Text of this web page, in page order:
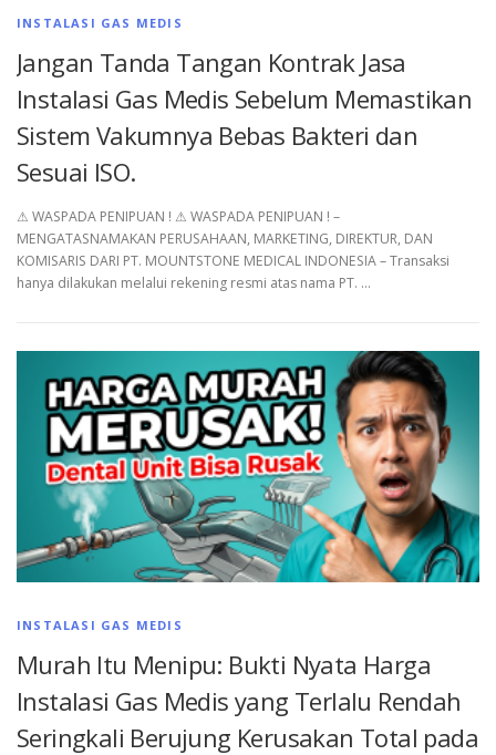
INSTALASI GAS MEDIS
Jangan Tanda Tangan Kontrak Jasa
Instalasi Gas Medis Sebelum Memastikan
Sistem Vakumnya Bebas Bakteri dan
Sesuai ISO.
⚠︎ WASPADA PENIPUAN ! ⚠︎ WASPADA PENIPUAN ! –
MENGATASNAMAKAN PERUSAHAAN, MARKETING, DIREKTUR, DAN
KOMISARIS DARI PT. MOUNTSTONE MEDICAL INDONESIA – Transaksi
hanya dilakukan melalui rekening resmi atas nama PT. …
INSTALASI GAS MEDIS
Murah Itu Menipu: Bukti Nyata Harga
Instalasi Gas Medis yang Terlalu Rendah
Seringkali Berujung Kerusakan Total pada